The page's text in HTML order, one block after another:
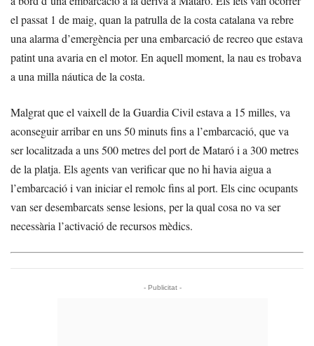
el passat 1 de maig, quan la patrulla de la costa catalana va rebre
una alarma d’emergència per una embarcació de recreo que estava
patint una avaria en el motor. En aquell moment, la nau es trobava
a una milla náutica de la costa.
Malgrat que el vaixell de la Guardia Civil estava a 15 milles, va
aconseguir arribar en uns 50 minuts fins a l’embarcació, que va
ser localitzada a uns 500 metres del port de Mataró i a 300 metres
de la platja. Els agents van verificar que no hi havia aigua a
l’embarcació i van iniciar el remolc fins al port. Els cinc ocupants
van ser desembarcats sense lesions, per la qual cosa no va ser
necessària l’activació de recursos mèdics.
- Publicitat -